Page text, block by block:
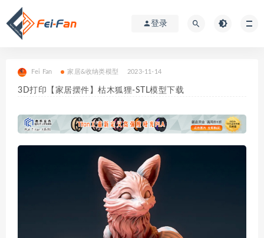
登录
Fei Fan 家居&收纳类模型 2023-11-14
3D打印【家居摆件】枯木狐狸-STL模型下载